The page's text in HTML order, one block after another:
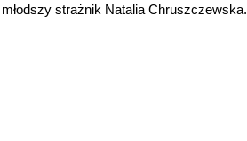
strażnik Natalia Chruszczewska.